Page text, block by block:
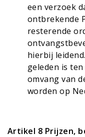
een verzoek
ontbrekende
resterende
hierbij
geleden is
omvang van
worden op
Artikel 8 Prijzen,